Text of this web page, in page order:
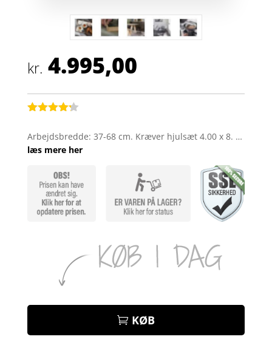
kr. 4.995,00
ud af 5
baseret
mmelser
Arbejdsbredde: 37-68 cm. Kræver hjulsæt 4.00 x 8. …
læs mere her
KØB